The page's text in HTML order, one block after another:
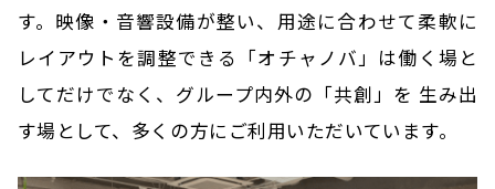
す。映像・音響設備が整い、用途に合わせて柔軟に
レイアウトを調整できる「オチャノバ」は働く場と
してだけでなく、グループ内外の「共創」を 生み出
す場として、多くの方にご利用いただいています。